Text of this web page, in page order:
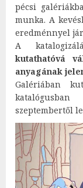
pécsi
munka. A
eredménnyel
A
kutathatóvá
anyagának
Galériában
katalógusban
szeptembertől